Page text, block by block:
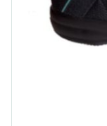
Préservation